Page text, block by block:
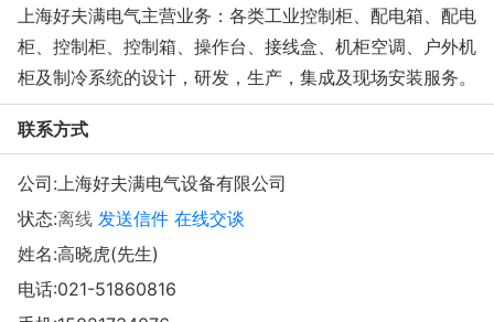
上海好夫满电气主营业务：各类工业控制柜、配电箱、配电
柜、控制柜、控制箱、操作台、接线盒、机柜空调、户外机
柜及制冷系统的设计，研发，生产，集成及现场安装服务。
联系方式
公司:上海好夫满电气设备有限公司
状态:离线 发送信件 在线交谈
姓名:高晓虎(先生)
电话:021-51860816